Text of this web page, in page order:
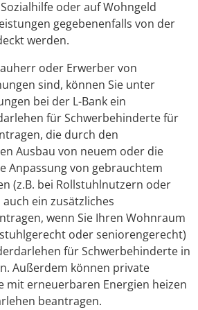
oder auf Wohngeld
gegebenenfalls von der
werden.
oder Erwerber von
sind, können Sie unter
bei der L-Bank ein
für Schwerbehinderte für
die durch den
Ausbau von neuem oder die
Anpassung von gebrauchtem
(z.B. bei Rollstuhlnutzern oder
ein zusätzliches
wenn Sie Ihren Wohnraum
oder seniorengerecht)
für Schwerbehinderte in
Außerdem können private
mit erneuerbaren Energien heizen
beantragen.